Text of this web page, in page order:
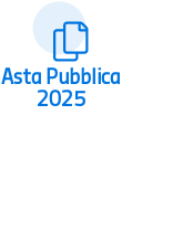
Asta Pubblica
2025